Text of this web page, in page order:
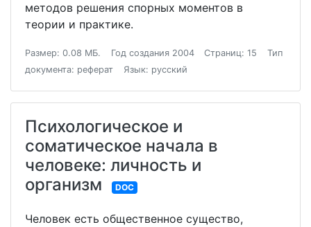
методов решения спорных моментов в
теории и практике.
Размер: 0.08 МБ. Год создания 2004 Страниц: 15
Тип
документа: реферат
Язык: русский
Психологическое и
соматическое начала в
человеке: личность и
организм
DOC
Человек есть общественное существо,